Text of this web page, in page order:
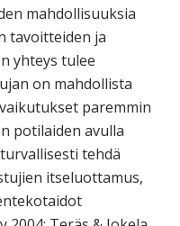
mahdollisuuksia
tavoitteiden ja
yhteys tulee
on mahdollista
paremmin
potilaiden avulla
tehdä
itseluottamus,